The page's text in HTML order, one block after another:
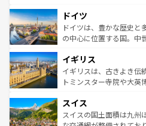
せる。地方によって風土
ンテンツ一覧を参照して
で、幅広い魅力が詰まっ
聖堂、美しいビーチ、そ
から魅了する。また、フ
いる。シャンパンの発祥
香り高いラベンダー畑な
らに、パリ以外の地域に
れる地方に足を運ぶとそ
きるだろう。 な
を参照してほしい。
ドイツ
ドイツは、豊かな歴史と
の中心に位置する国。中
顔を持つこの国は、どこ
ルリンの文化的活気、バ
してライン川沿いのワイ
は、お酒好きな人にはぜひ体験し
ドイツ情報はコンテンツ
イギリス
イギリスは、古きよき伝
トミンスター寺院や大英
リアごとに異なる魅力が
ティー、ビール好きには
スイス
スイスの国土面積は九州